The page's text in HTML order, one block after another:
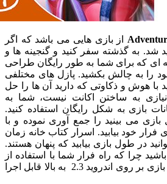
از بازی هایی می باشد که اگر
به گذشته سفر کنید و گنجینه ها و
9 مرحله ای که برای شما به طور رایگان طراحی
چالش بکشید. پازل های مختلفی
و ذکاوتی که دارید آن ها را حل
به ساختن اکانت نیست، شما به
به شکل رایگان استفاده کنید.
بینید را جمع آوری نموده و با
بیابید. اسرار کتاب خانه زمان
طول بازی بیابید که پنهان هستند.
که راه فرار شما با استفاده از
آن ها هموار می گردد. این بازی بر روی اندروید 2.3 به بالا قابل اجرا